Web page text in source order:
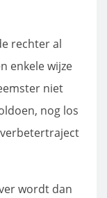
rechter al
enkele wijze
niet
nog los
wordt dan